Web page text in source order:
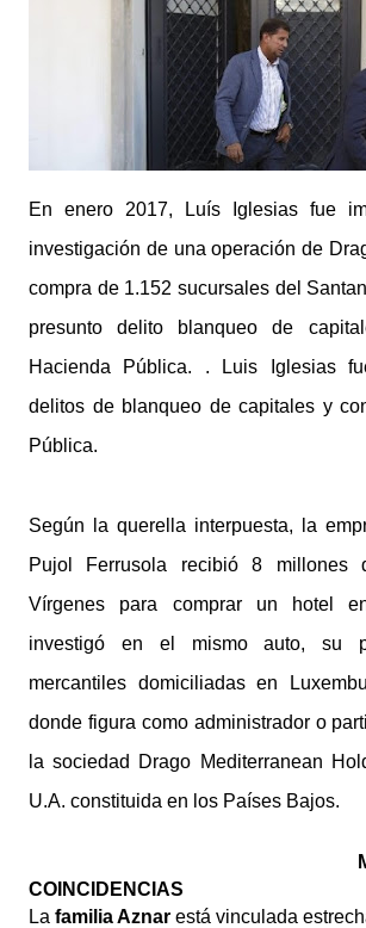
En enero 2017, Luís Iglesias fue
investigación de una operación de
compra de 1.152 sucursales del
presunto delito blanqueo de
Hacienda Pública. . Luis Iglesias
delitos de blanqueo de capitales y
Pública.
Según la querella interpuesta, la
Pujol Ferrusola recibió 8 millones
Vírgenes para comprar un hotel
investigó en el mismo auto, su
mercantiles domiciliadas en
donde figura como administrador o
la sociedad Drago Mediterranean
U.A. constituida en los Países Bajos.
COINCIDENCIAS
La familia Aznar está vinculada